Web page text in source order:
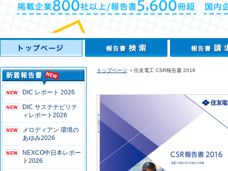
DIC レポート 2026
DIC サステナビリテ
ィレポート2026
メロディアン 環境の
あゆみ2026
NEXCO中日本レポー
ト2026
トップページ ＞住友電工 CSR報告書 2016